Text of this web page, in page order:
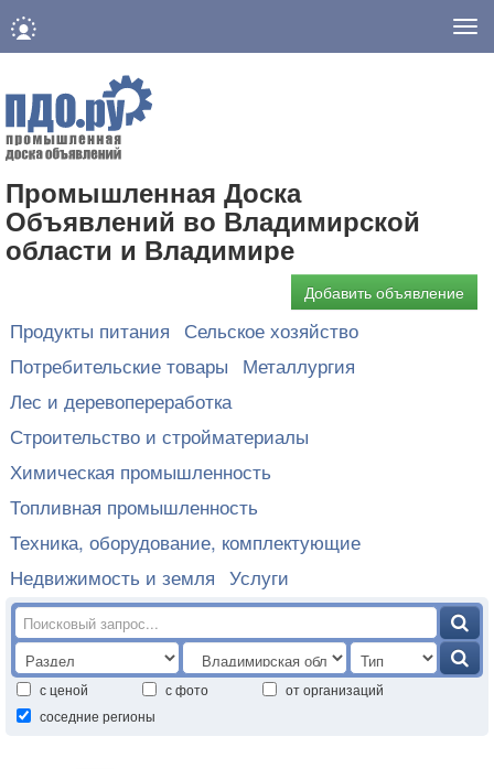
Промышленная Доска
Объявлений во Владимирской
области и Владимире
Добавить объявление
Продукты питания Сельское хозяйство
Потребительские товары Металлургия
Лес и деревопереработка
Строительство и стройматериалы
Химическая промышленность
Топливная промышленность
Техника, оборудование, комплектующие
Недвижимость и земля Услуги
с ценой с фото
от организаций
соседние регионы